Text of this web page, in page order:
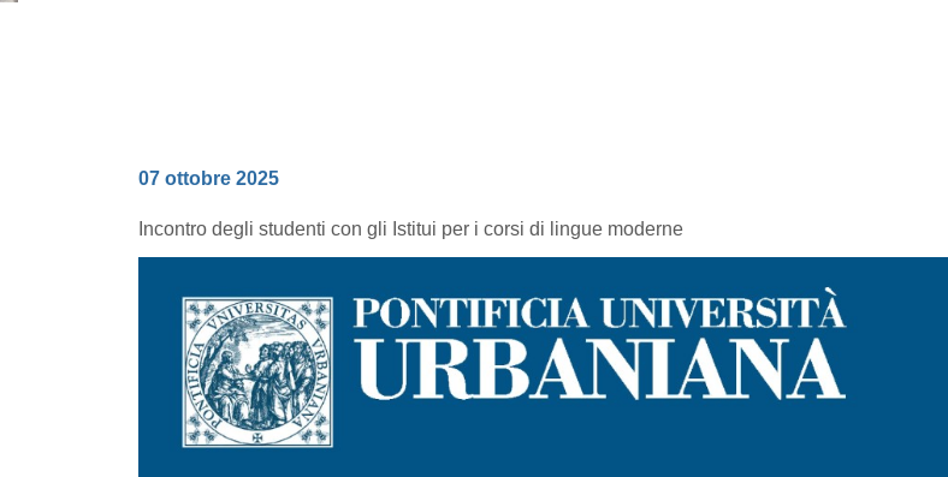
07 ottobre 2025
Incontro degli studenti con gli Istitui per i corsi di lingue moderne